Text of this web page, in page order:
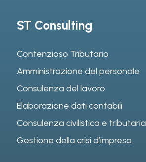
ST Consulting
Contenzioso Tributario
Amministrazione del personale
Consulenza del lavoro
Elaborazione dati contabili
Consulenza civilistica e tributaria
Gestione della crisi d’impresa